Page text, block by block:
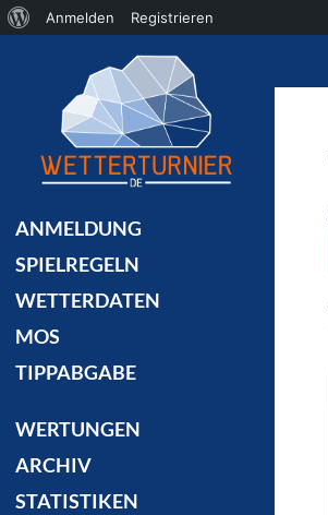
ANMELDUNG
SPIELREGELN
WETTERDATEN
MOS
TIPPABGABE
WERTUNGEN
ARCHIV
STATISTIKEN
Über
Anmelden Registrieren